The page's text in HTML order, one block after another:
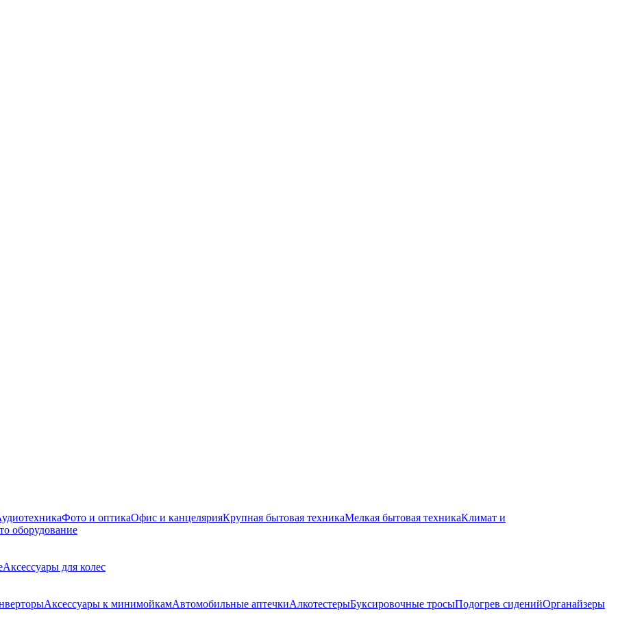
Фото и оптикаОфис и канцелярияКрупная бытовая техникаМелкая бытовая техникаКлимат и
оборудование
Аксессуары для колес
Аксессуары к минимойкамАвтомобильные аптечкиАлкотестерыБуксировочные тросыПодогрев сиденийОрганайзеры